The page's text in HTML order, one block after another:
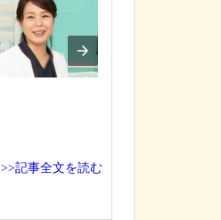
>>記事全文を読む